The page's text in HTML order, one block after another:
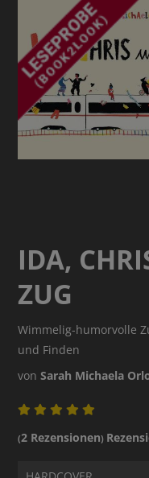
KINDER- &
VERLAG
IDEEN &
IDA,
ZUG
Wimmelig-humorvolle
und Finden
vonSarah Michaela
(2 Rezensionen)